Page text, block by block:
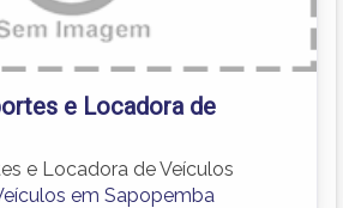
e Locadora de
e Locadora de Veículos
em Sapopemba